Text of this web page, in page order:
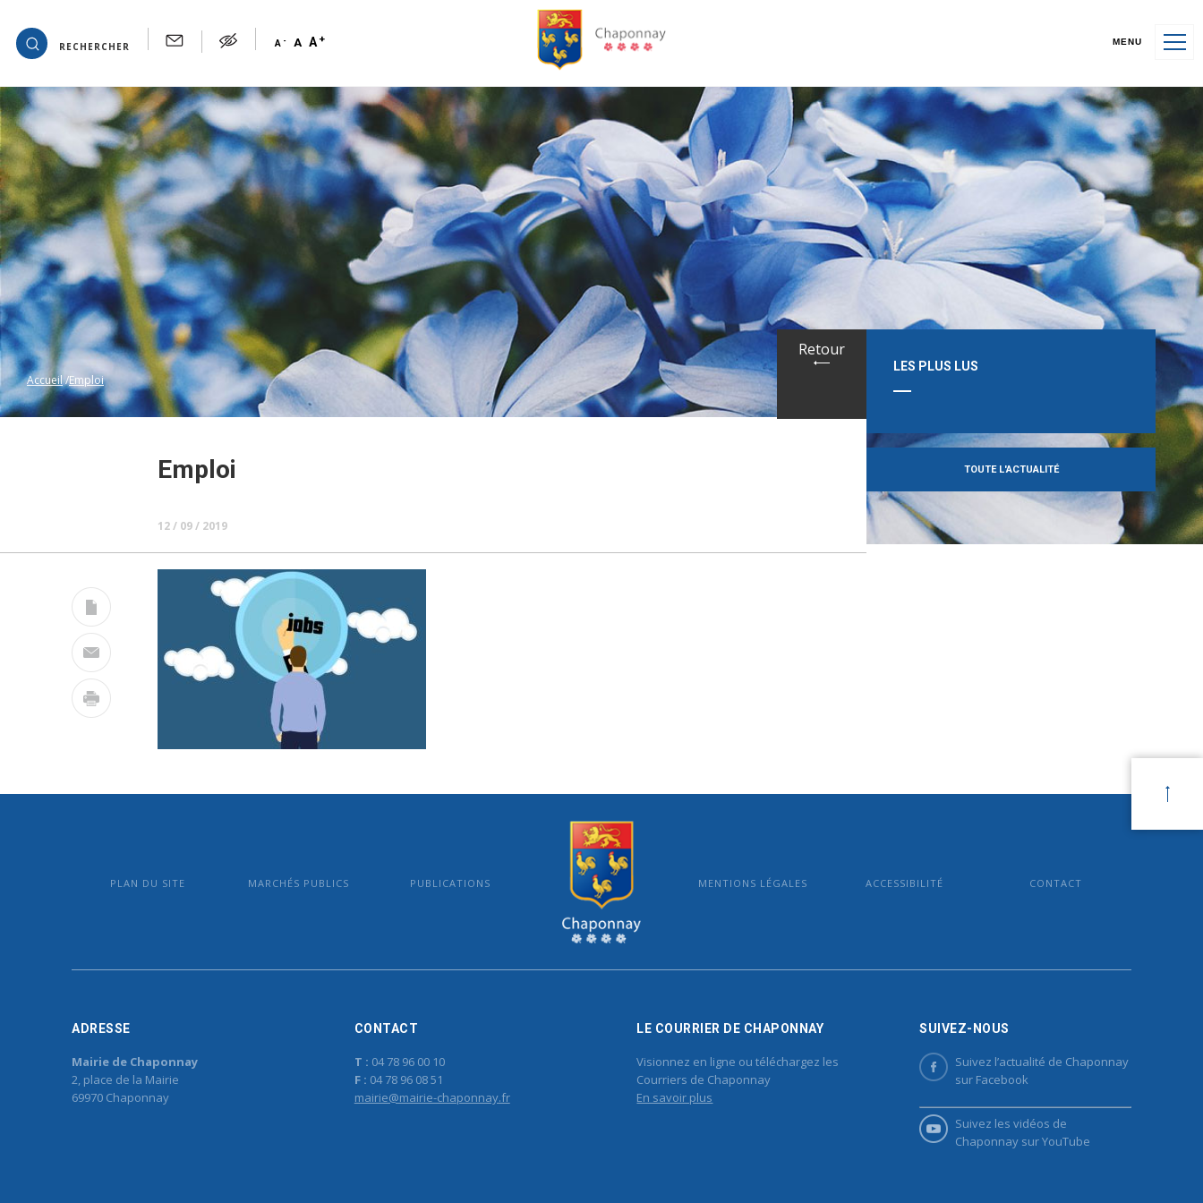
RECHERCHER A - A A+ MENU
Accueil Emploi
Emploi
12 / 09 / 2019
Retour
LES PLUS LUS
TOUTE L'ACTUALITÉ
PLAN DU SITE MARCHÉS PUBLICS PUBLICATIONS MENTIONS LÉGALES ACCESSIBILITÉ CONTACT
ADRESSE
Mairie de Chaponnay
2, place de la Mairie
69970 Chaponnay
CONTACT
T : 04 78 96 00 10
F : 04 78 96 08 51
mairie@mairie-chaponnay.fr
LE COURRIER DE CHAPONNAY
Visionnez en ligne ou téléchargez les
Courriers de Chaponnay
En savoir plus
SUIVEZ-NOUS
Suivez l’actualité de Chaponnay
sur Facebook
Suivez les vidéos de
Chaponnay sur YouTube